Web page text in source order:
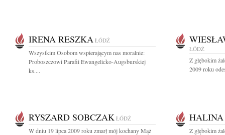
IRENA RESZKA ŁÓDŹ
Wszystkim Osobom wspierającym nas moralnie:
Proboszczowi Parafii Ewangelicko-Augsburskiej
ks....
ŁÓDŹ
Z głębokim
2009 roku
RYSZARD SOBCZAK ŁÓDŹ
W dniu 19 lipca 2009 roku zmarł mój kochany Mąż
Z głębokim